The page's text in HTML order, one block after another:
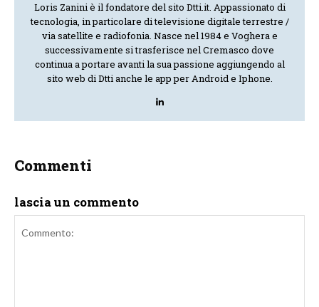
Loris Zanini è il fondatore del sito Dtti.it. Appassionato di
tecnologia, in particolare di televisione digitale terrestre /
via satellite e radiofonia. Nasce nel 1984 e Voghera e
successivamente si trasferisce nel Cremasco dove
continua a portare avanti la sua passione aggiungendo al
sito web di Dtti anche le app per Android e Iphone.
Commenti
lascia un commento